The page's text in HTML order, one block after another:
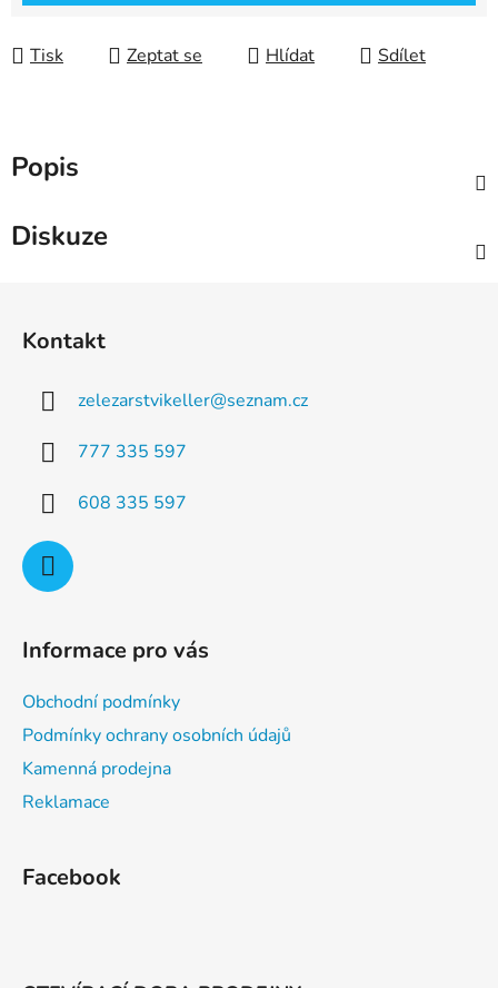
Tisk Zeptat se Hlídat Sdílet
Popis
Diskuze
Kontakt
zelezarstvikeller@seznam.cz
777 335 597
608 335 597
Informace pro vás
Obchodní podmínky
Podmínky ochrany osobních údajů
Kamenná prodejna
Reklamace
Facebook